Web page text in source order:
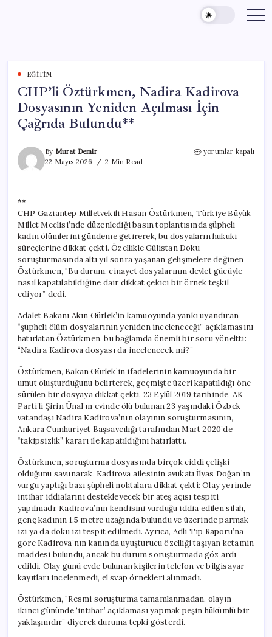
content
EĞITIM
CHP’li Öztürkmen, Nadira Kadirova
Dosyasının Yeniden Açılması İçin
Çağrıda Bulundu**
By Murat Demir
22 Mayıs 2026
2 Min Read
CHP’li
Açılması
İçin
Çağrıda
yorumlar kapalı
**
CHP Gaziantep Milletvekili Hasan Öztürkmen, Türkiye Büyük
Millet Meclisi’nde düzenlediği basın toplantısında şüpheli
kadın ölümlerini gündeme getirerek, bu dosyaların hukuki
süreçlerine dikkat çekti. Özellikle Gülistan Doku
soruşturmasında altı yıl sonra yaşanan gelişmelere değinen
Öztürkmen, “Bu durum, cinayet dosyalarının devlet gücüyle
nasıl kapatılabildiğine dair dikkat çekici bir örnek teşkil
ediyor” dedi.
Adalet Bakanı Akın Gürlek’in kamuoyunda yankı uyandıran
“şüpheli ölüm dosyalarının yeniden inceleneceği” açıklamasını
hatırlatan Öztürkmen, bu bağlamda önemli bir soru yöneltti:
“Nadira Kadirova dosyası da incelenecek mi?”
Öztürkmen, Bakan Gürlek’in ifadelerinin kamuoyunda bir
umut oluşturduğunu belirterek, geçmişte üzeri kapatıldığı öne
sürülen bir dosyaya dikkat çekti. 23 Eylül 2019 tarihinde, AK
Parti’li Şirin Ünal’ın evinde ölü bulunan 23 yaşındaki Özbek
vatandaşı Nadira Kadirova’nın olayının soruşturmasının,
Ankara Cumhuriyet Başsavcılığı tarafından Mart 2020’de
“takipsizlik” kararı ile kapatıldığını hatırlattı.
Öztürkmen, soruşturma dosyasında birçok ciddi çelişki
olduğunu savunarak, Kadirova ailesinin avukatı İlyas Doğan’ın
vurgu yaptığı bazı şüpheli noktalara dikkat çekti: Olay yerinde
intihar iddialarını destekleyecek bir ateş açısı tespiti
yapılmadı; Kadirova’nın kendisini vurduğu iddia edilen silah,
genç kadının 1,5 metre uzağında bulundu ve üzerinde parmak
izi ya da doku izi tespit edilmedi. Ayrıca, Adli Tıp Raporu’na
göre Kadirova’nın kanında uyuşturucu özelliği taşıyan ketamin
maddesi bulundu, ancak bu durum soruşturmada göz ardı
edildi. Olay günü evde bulunan kişilerin telefon ve bilgisayar
kayıtları incelenmedi, el svap örnekleri alınmadı.
Öztürkmen, “Resmi soruşturma tamamlanmadan, olayın
ikinci gününde ‘intihar’ açıklaması yapmak peşin hükümlü bir
yaklaşımdır” diyerek duruma tepki gösterdi.